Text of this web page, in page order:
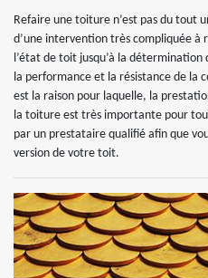
Refaire une toiture n’est pas du tout
d’une intervention très compliquée à
l’état de toit jusqu’à la
la performance et la résistance de la
est la raison pour laquelle, la
la toiture est très importante pour
par un prestataire qualifié afin que
version de votre toit.